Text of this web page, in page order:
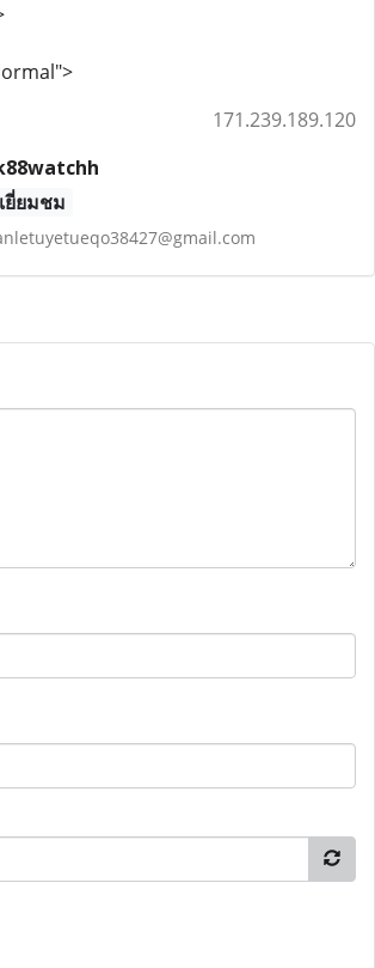
171.239.189.120
ยี่ยมชม